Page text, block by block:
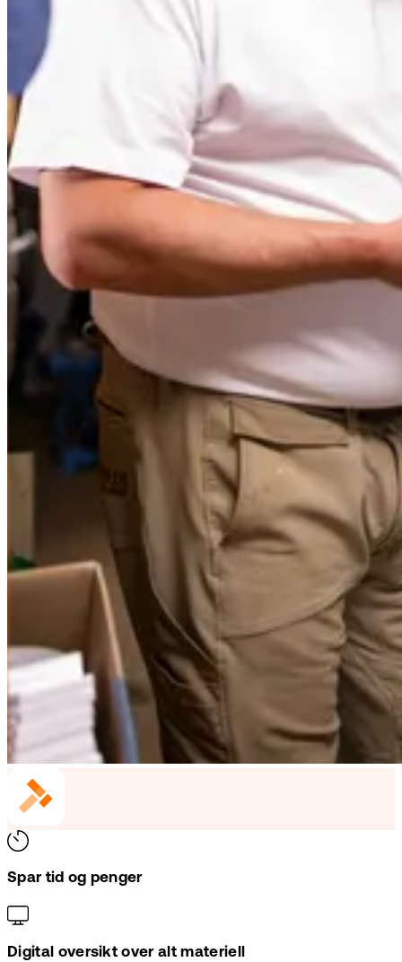
Spar tid og penger
Digital oversikt over alt materiell